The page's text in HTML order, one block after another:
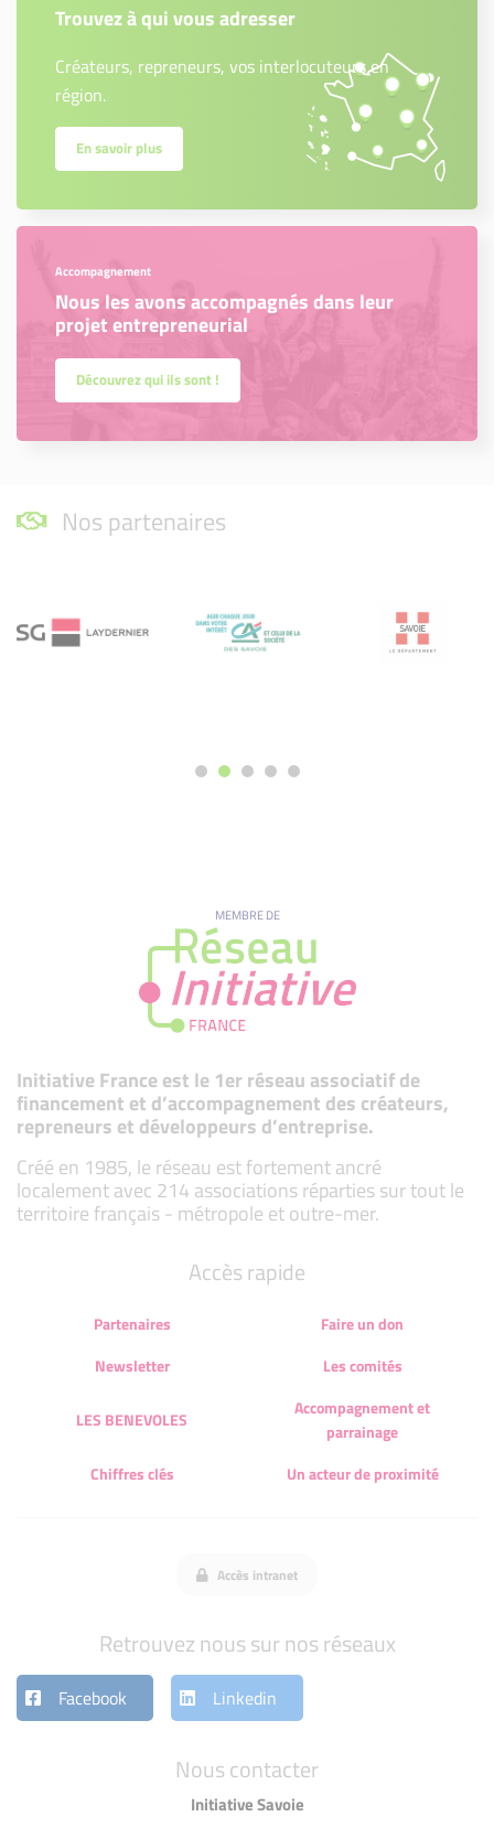
Trouvez à qui vous adresser
Créateurs, repreneurs, vos interlocuteurs en
région.
En savoir plus
Accompagnement
Nous les avons accompagnés dans leur
projet entrepreneurial
Découvrez qui ils sont !
Nos partenaires
MEMBRE DE
Initiative France est le 1er réseau associatif de
financement et d’accompagnement des créateurs,
repreneurs et développeurs d’entreprise.
Créé en 1985, le réseau est fortement ancré
localement avec 214 associations réparties sur tout le
territoire français - métropole et outre-mer.
Nous contacter
Initiative Savoie
Accès rapide
Partenaires
Faire un don
Newsletter
Les comités
LES BENEVOLES
Accompagnement et
parrainage
Chiffres clés
Un acteur de proximité
Accès intranet
Retrouvez nous sur nos réseaux
Facebook Linkedin